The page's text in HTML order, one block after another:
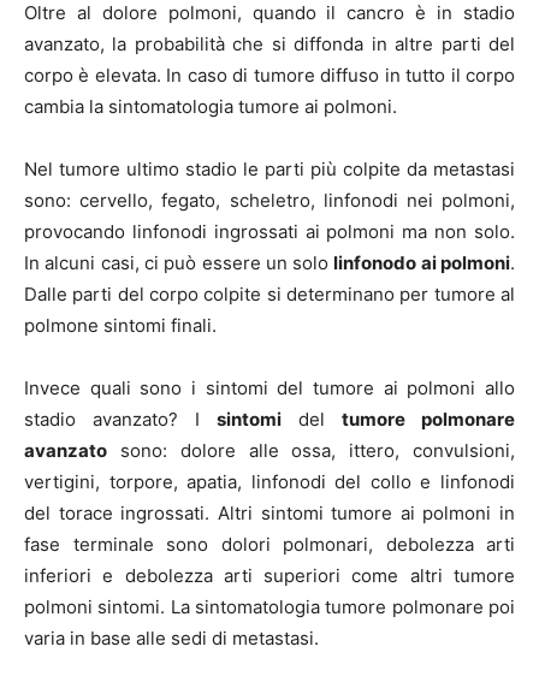
Oltre al dolore polmoni, quando il cancro è in stadio
avanzato, la probabilità che si diffonda in altre parti del
corpo è elevata. In caso di tumore diffuso in tutto il corpo
cambia la sintomatologia tumore ai polmoni.
Nel tumore ultimo stadio le parti più colpite da metastasi
sono: cervello, fegato, scheletro, linfonodi nei polmoni,
provocando linfonodi ingrossati ai polmoni ma non solo.
In alcuni casi, ci può essere un sololinfonodo ai polmoni.
Dalle parti del corpo colpite si determinano per tumore al
polmone sintomi finali.
Invece quali sono i sintomi del tumore ai polmoni allo
stadio avanzato? I sintomi del tumore polmonare
avanzato sono: dolore alle ossa, ittero, convulsioni,
vertigini, torpore, apatia, linfonodi del collo e linfonodi
del torace ingrossati. Altri sintomi tumore ai polmoni in
fase terminale sono dolori polmonari, debolezza arti
inferiori e debolezza arti superiori come altri tumore
polmoni sintomi. La sintomatologia tumore polmonare poi
varia in base alle sedi di metastasi.